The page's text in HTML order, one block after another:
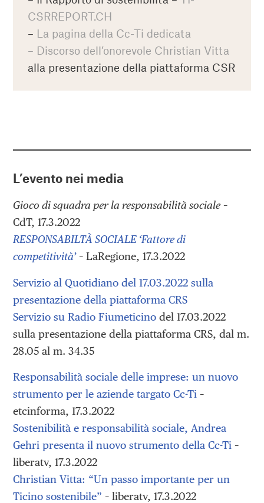
CSRREPORT.CH
– La pagina della Cc-Ti dedicata
– Discorso dell’onorevole Christian Vitta
alla presentazione della piattaforma CSR
L’evento nei media
Gioco di squadra per la responsabilità sociale–
CdT, 17.3.2022
RESPONSABILTÀ SOCIALE ‘Fattore di
competitività’ – LaRegione, 17.3.2022
Servizio al Quotidiano del 17.03.2022 sulla
presentazione della piattaforma CRS
Servizio su Radio Fiumeticino del 17.03.2022
sulla presentazione della piattaforma CRS, dal m.
28.05 al m. 34.35
Responsabilità sociale delle imprese: un nuovo
strumento per le aziende targato Cc-Ti –
etcinforma, 17.3.2022
Sostenibilità e responsabilità sociale, Andrea
Gehri presenta il nuovo strumento della Cc-Ti–
liberatv, 17.3.2022
Christian Vitta: “Un passo importante per un
Ticino sostenibile” – liberatv, 17.3.2022